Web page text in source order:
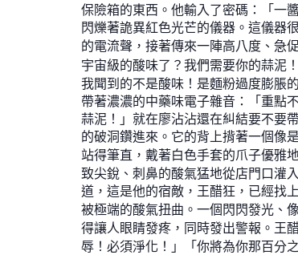
保險箱的東西。他輸入了密碼：「一
閃爍著詭異紅色光芒的儀器。這儀器
的電流聲，接著傳來一陣高八度、急
宇宙級的酸味了？我們需要你的蒜泥
我聞到的不是酸味！是麵粉過度膨脹
帶著濃濃的中藥味電子雜音：「重點
蒜泥！」就在廖沾沾還在糾結要不要
的破洞鑽進來。它的背上揹著一個像
站得筆直，戴著白色手套的爪子優雅
致尖銳、刺鼻的酸氣猛地從店門口灌
道，這是他的宿敵，王醋狂，已經找
被極端的酸氣扭曲。一個閃閃發光、
得讓人眼睛發疼，同時發出警報。王
辱！必須淨化！」「你將為你那百分